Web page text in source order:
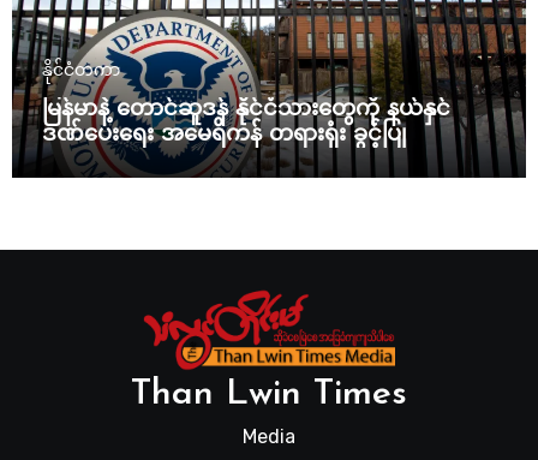
နိုင်ငံတကာ
မြန်မာနဲ့ တောင်ဆူဒန် နိုင်ငံသားတွေကို နယ်နှင်
ဒဏ်ပေးရေး အမေရိကန် တရားရုံး ခွင့်ပြု
Than Lwin Times
Media